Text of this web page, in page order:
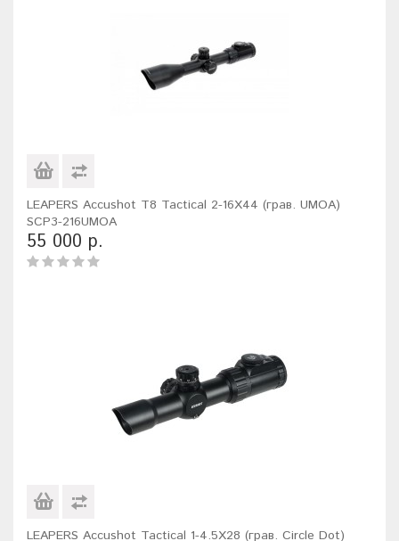
LEAPERS Accushot T8 Tactical 2-16X44 (грав. UMOA)
SCP3-216UMOA
55 000 р.
LEAPERS Accushot Tactical 1-4.5X28 (грав. Circle Dot)